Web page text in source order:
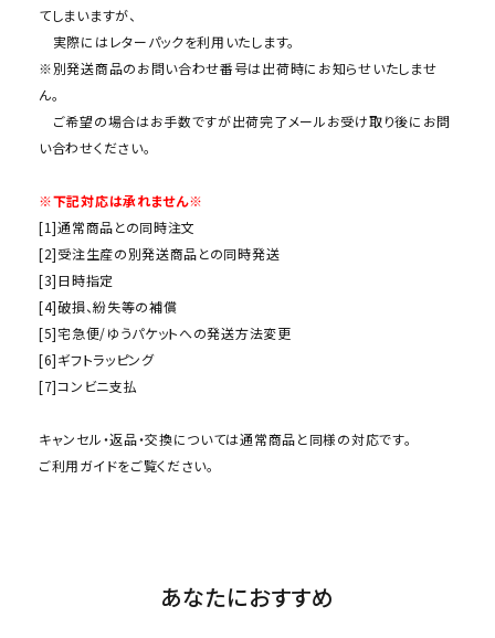
てしまいますが、
実際にはレターパックを利用いたします。
※別発送商品のお問い合わせ番号は出荷時にお知らせいたしませ
ん。
ご希望の場合はお手数ですが出荷完了メールお受け取り後にお問
い合わせください。
※下記対応は承れません※
[1]通常商品との同時注文
[2]受注生産の別発送商品との同時発送
[3]日時指定
[4]破損、紛失等の補償
[5]宅急便/ゆうパケットへの発送方法変更
[6]ギフトラッピング
[7]コンビニ支払
キャンセル・返品・交換については通常商品と同様の対応です。
ご利用ガイドをご覧ください。
あなたにおすすめ